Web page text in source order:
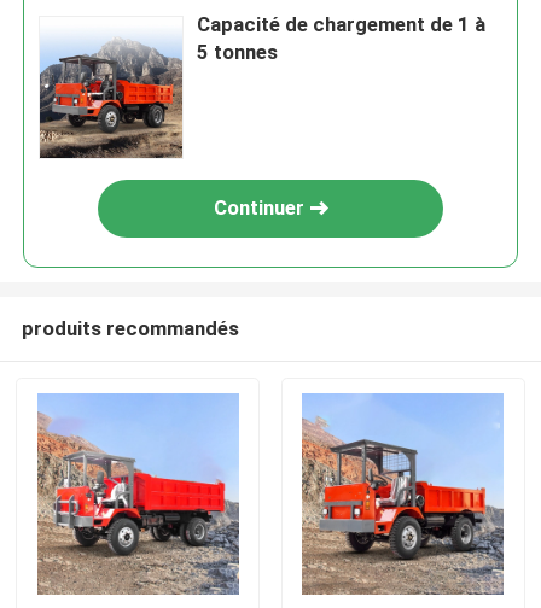
Capacité de chargement de 1 à
5 tonnes
Continuer
produits recommandés